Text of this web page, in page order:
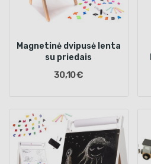
Magnetinė dvipusė lenta
su priedais
30,10 €